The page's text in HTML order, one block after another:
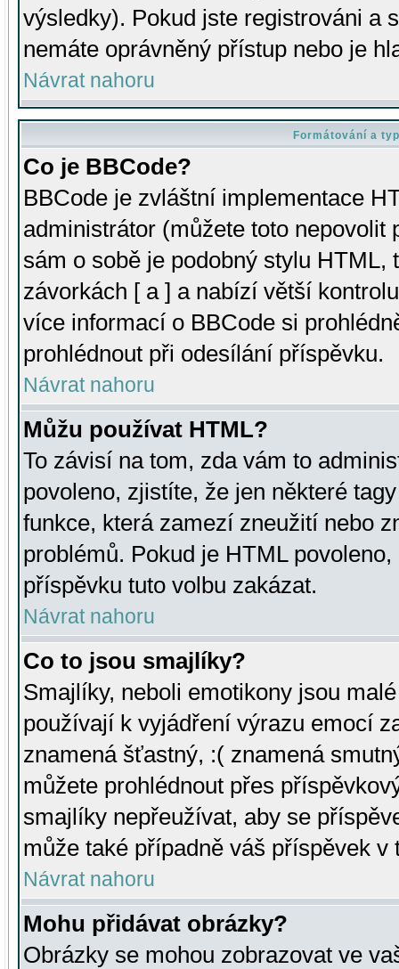
výsledky). Pokud jste registrováni a
nemáte oprávněný přístup nebo je
Návrat nahoru
Formátování a
Co je BBCode?
BBCode je zvláštní implementace
administrátor (můžete toto
sám o sobě je podobný stylu HTML,
závorkách [ a ] a nabízí větší
více informací o BBCode si
prohlédnout při odesílání příspěvku.
Návrat nahoru
Můžu používat HTML?
To závisí na tom, zda vám to
povoleno, zjistíte, že jen některé
funkce, která zamezí zneužití nebo
problémů. Pokud je HTML
příspěvku tuto volbu zakázat.
Návrat nahoru
Co to jsou smajlíky?
Smajlíky, neboli emotikony jsou
používají k vyjádření výrazu emocí
znamená šťastný, :( znamená
můžete prohlédnout přes
smajlíky nepřeužívat, aby se
může také případně váš příspěvek v
Návrat nahoru
Mohu přidávat obrázky?
Obrázky se mohou zobrazovat ve